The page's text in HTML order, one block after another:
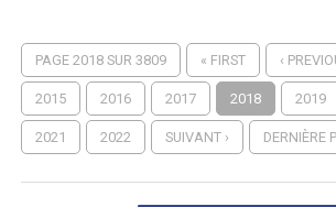
PAGE 2018 SUR 3809 « FIRST ‹
2015 2016 2017 2018 2019
2021 2022 SUIVANT › DERNIÈRE